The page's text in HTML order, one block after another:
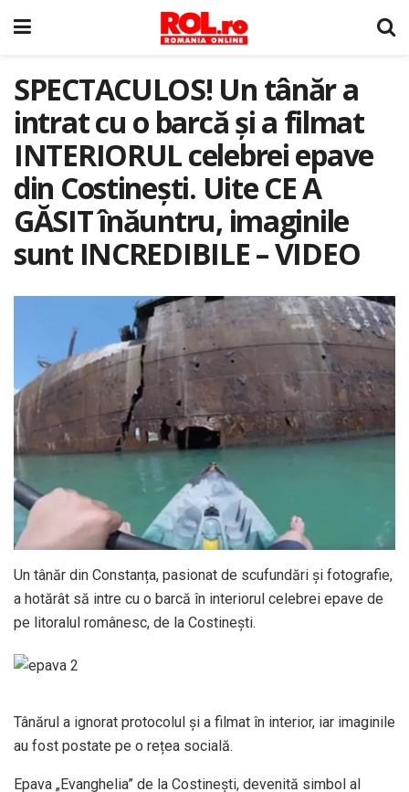
SPECTACULOS! Un tânăr a
intrat cu o barcă și a filmat
INTERIORUL celebrei epave
din Costinești. Uite CE A
GĂSIT înăuntru, imaginile
sunt INCREDIBILE – VIDEO
Un tânăr din Constanța, pasionat de scufundări și fotografie,
a hotărât să intre cu o barcă în interiorul celebrei epave de
pe litoralul românesc, de la Costinești.
Tânărul a ignorat protocolul și a filmat în interior, iar imaginile
au fost postate pe o rețea socială.
Epava „Evanghelia” de la Costinești, devenită simbol al